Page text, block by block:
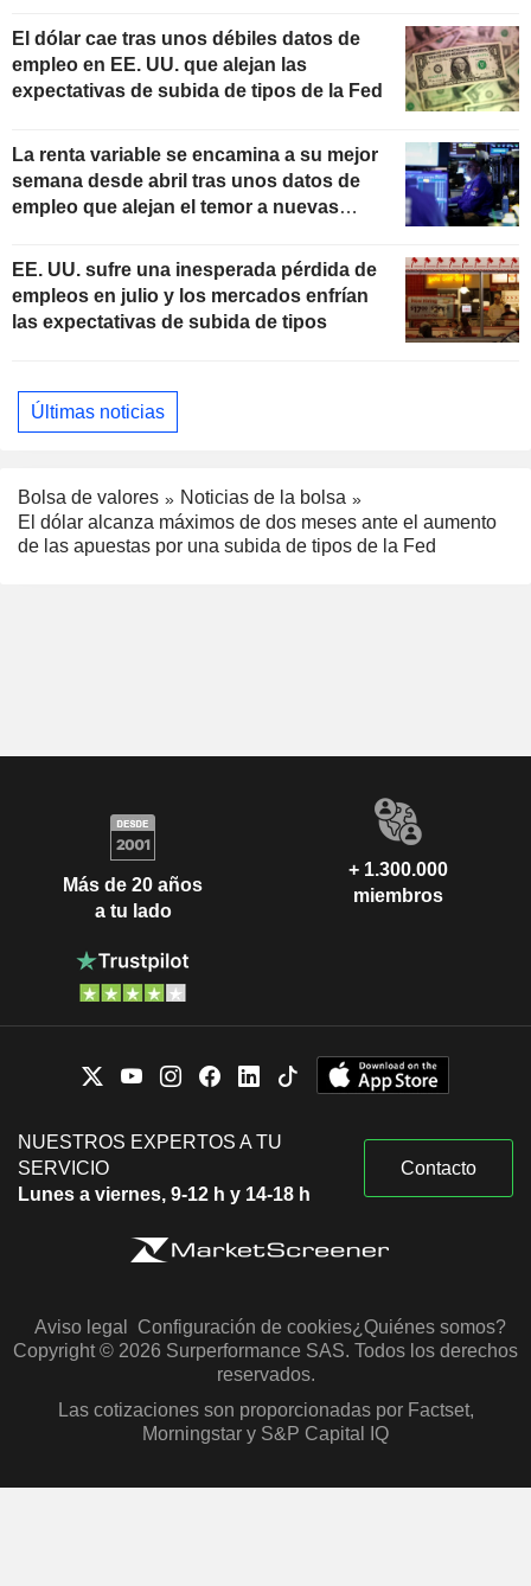
El dólar cae tras unos débiles datos de
empleo en EE. UU. que alejan las
expectativas de subida de tipos de la Fed
La renta variable se encamina a su mejor
semana desde abril tras unos datos de
empleo que alejan el temor a nuevas
EE. UU. sufre una inesperada pérdida de
empleos en julio y los mercados enfrían
las expectativas de subida de tipos
Últimas noticias
Bolsa de valores
Noticias de la bolsa
El dólar alcanza máximos de dos meses ante el aumento
de las apuestas por una subida de tipos de la Fed
Más de 20 años
a tu lado
+ 1.300.000
miembros
NUESTROS EXPERTOS A TU
SERVICIO
Lunes a viernes, 9-12 h y 14-18 h
Contacto
Aviso legal Configuración de cookies¿Quiénes somos?
Copyright © 2026 Surperformance SAS. Todos los derechos
reservados.
Las cotizaciones son proporcionadas por Factset,
Morningstar y S&P Capital IQ